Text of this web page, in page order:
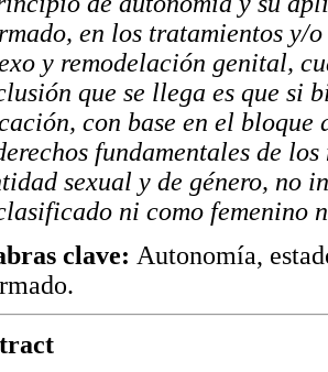
en los tratamientos y/
y remodelación genital,
que se llega es que si
con base en el
fundamentales de
sexual y de género, no
ni como femenino
clave: Autonomía,